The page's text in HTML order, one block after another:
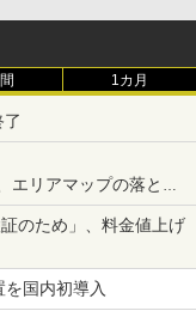
1カ月
リアマップの落とし
のため」、料金値上げ
国内初導入